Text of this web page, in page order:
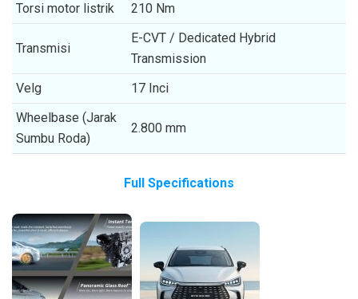
Torsi motor listrik
210 Nm
Transmisi
E-CVT / Dedicated Hybrid
Transmission
Velg
17 Inci
Wheelbase (Jarak
Sumbu Roda)
2.800 mm
Full Specifications